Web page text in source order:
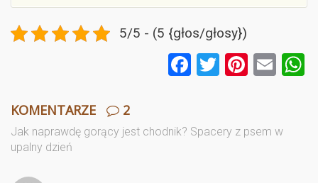
5/5 - (5 {głos/głosy})
F
b
T
er
Pi
es
E
KOMENTARZE 2
Jak naprawdę gorący jest chodnik? Spacery z psem w
upalny dzień